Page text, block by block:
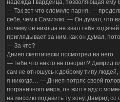
надежда Гвардейца, позволяющая ему
— Так вот что сломило парня, —
себе, чем к Самиэлю. — Он думал, что
почему он никогда не звал тебя
приглядывает за ним, как он думал,
— За что?
Дниеп скептически посмотрел на него:
— Тебе что никто не говорил? Дамрид
сам не отношусь к доброму типу людей,
я никогда… — Дниеп потряс своей
пограничного мира, он жил в аду с
на миссию подавить ту зону, Дамрид